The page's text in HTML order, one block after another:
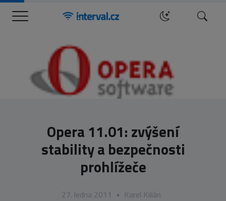
Menu Hledat
Opera 11.01: zvýšení
stability a bezpečnosti
prohlížeče
27. ledna 2011 • Karel Kilián